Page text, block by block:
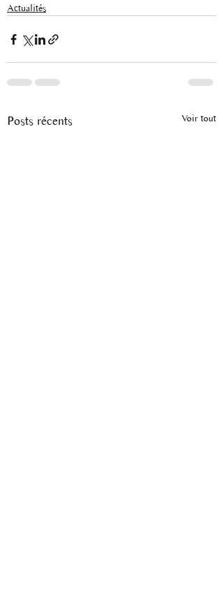
Actualités
Posts récents Voir tout